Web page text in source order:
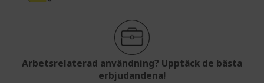
Arbetsrelaterad användning? Upptäck de bästa
erbjudandena!